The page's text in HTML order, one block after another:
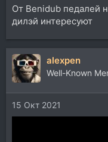
От Benidub педалей
дилэй интересуют
alexpen
Well-Known
15 Окт 2021